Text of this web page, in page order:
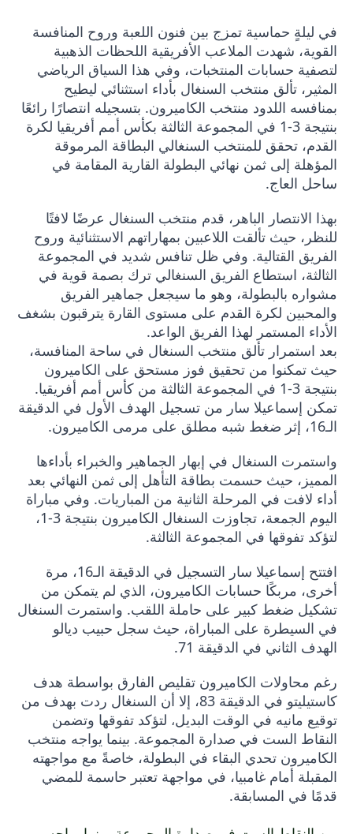
في ليلةٍ حماسية تمزج بين فنون اللعبة وروح المنافسة
القوية، شهدت الملاعب الأفريقية اللحظات الذهبية
لتصفية حسابات المنتخبات، وفي هذا السياق الرياضي
المثير، تألق منتخب السنغال بأداء استثنائي ليطيح
بمنافسه اللدود منتخب الكاميرون. بتسجيله انتصارًا رائعًا
بنتيجة 3-1 في المجموعة الثالثة بكأس أمم أفريقيا لكرة
القدم، تحقق للمنتخب السنغالي البطاقة المرموقة
المؤهلة إلى ثمن نهائي البطولة القارية المقامة في
ساحل العاج.
بهذا الانتصار الباهر، قدم منتخب السنغال عرضًا لافتًا
للنظر، حيث تألقت اللاعبين بمهاراتهم الاستثنائية وروح
الفريق القتالية. وفي ظل تنافس شديد في المجموعة
الثالثة، استطاع الفريق السنغالي ترك بصمة قوية في
مشواره بالبطولة، وهو ما سيجعل جماهير الفريق
والمحبين لكرة القدم على مستوى القارة يترقبون بشغف
الأداء المستمر لهذا الفريق الواعد.
بعد استمرار تألق منتخب السنغال في ساحة المنافسة،
حيث تمكنوا من تحقيق فوز مستحق على الكاميرون
بنتيجة 3-1 في المجموعة الثالثة من كأس أمم أفريقيا.
تمكن إسماعيلا سار من تسجيل الهدف الأول في الدقيقة
الـ16، إثر ضغط شبه مطلق على مرمى الكاميرون.
واستمرت السنغال في إبهار الجماهير والخبراء بأداءها
المميز، حيث حسمت بطاقة التأهل إلى ثمن النهائي بعد
أداء لافت في المرحلة الثانية من المباريات. وفي مباراة
اليوم الجمعة، تجاوزت السنغال الكاميرون بنتيجة 3-1،
لتؤكد تفوقها في المجموعة الثالثة.
افتتح إسماعيلا سار التسجيل في الدقيقة الـ16، مرة
أخرى، مربكًا حسابات الكاميرون، الذي لم يتمكن من
تشكيل ضغط كبير على حاملة اللقب. واستمرت السنغال
في السيطرة على المباراة، حيث سجل حبيب ديالو
الهدف الثاني في الدقيقة 71.
رغم محاولات الكاميرون تقليص الفارق بواسطة هدف
كاستيليتو في الدقيقة 83، إلا أن السنغال ردت بهدف من
توقيع مانيه في الوقت البديل، لتؤكد تفوقها وتضمن
النقاط الست في صدارة المجموعة. بينما يواجه منتخب
الكاميرون تحدي البقاء في البطولة، خاصةً مع مواجهته
المقبلة أمام غامبيا، في مواجهة تعتبر حاسمة للمضي
قدمًا في المسابقة.